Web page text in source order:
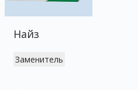
Найз
Заменитель